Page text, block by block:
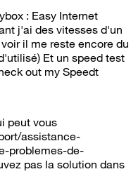
: Easy Internet
j'ai des vitesses d'un
il me reste encore du
Et un speed test
out my Speedt
peut vous
assistance-
problemes-de-
pas la solution dans